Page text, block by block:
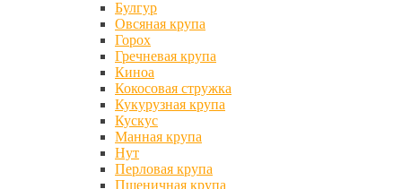
Булгур
Овсяная крупа
Горох
Гречневая крупа
Киноа
Кокосовая стружка
Кукурузная крупа
Кускус
Манная крупа
Нут
Перловая крупа
Пшеничная крупа